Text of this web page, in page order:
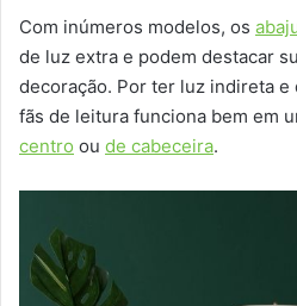
Com inúmeros modelos, os
de luz extra e podem destacar
decoração. Por ter luz indireta
fãs de leitura funciona bem em
centro ou de cabeceira.